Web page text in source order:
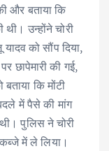
और बताया कि
उन्होंने चोरी
को सौंप दिया,
छापेमारी की गई,
कि मोंटी
में पैसे की मांग
पुलिस ने चोरी
में ले लिया।